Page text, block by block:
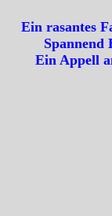
Ein rasantes
Spannend
Ein Appell